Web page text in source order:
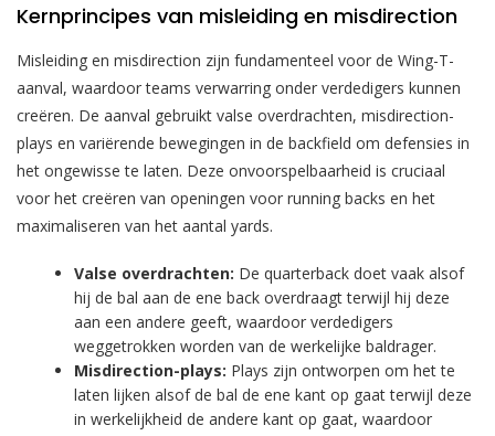
Kernprincipes van misleiding en misdirection
Misleiding en misdirection zijn fundamenteel voor de Wing-T-
aanval, waardoor teams verwarring onder verdedigers kunnen
creëren. De aanval gebruikt valse overdrachten, misdirection-
plays en variërende bewegingen in de backfield om defensies in
het ongewisse te laten. Deze onvoorspelbaarheid is cruciaal
voor het creëren van openingen voor running backs en het
maximaliseren van het aantal yards.
Valse overdrachten: De quarterback doet vaak alsof
hij de bal aan de ene back overdraagt terwijl hij deze
aan een andere geeft, waardoor verdedigers
weggetrokken worden van de werkelijke baldrager.
Misdirection-plays: Plays zijn ontworpen om het te
laten lijken alsof de bal de ene kant op gaat terwijl deze
in werkelijkheid de andere kant op gaat, waardoor